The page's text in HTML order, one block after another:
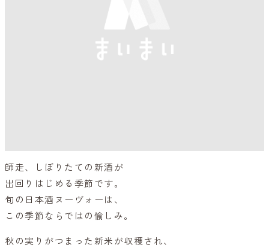
師走、しぼりたての新酒が
出回りはじめる季節です。
旬の日本酒ヌーヴォーは、
この季節ならではの愉しみ。
秋の実りがつまった新米が収穫され、